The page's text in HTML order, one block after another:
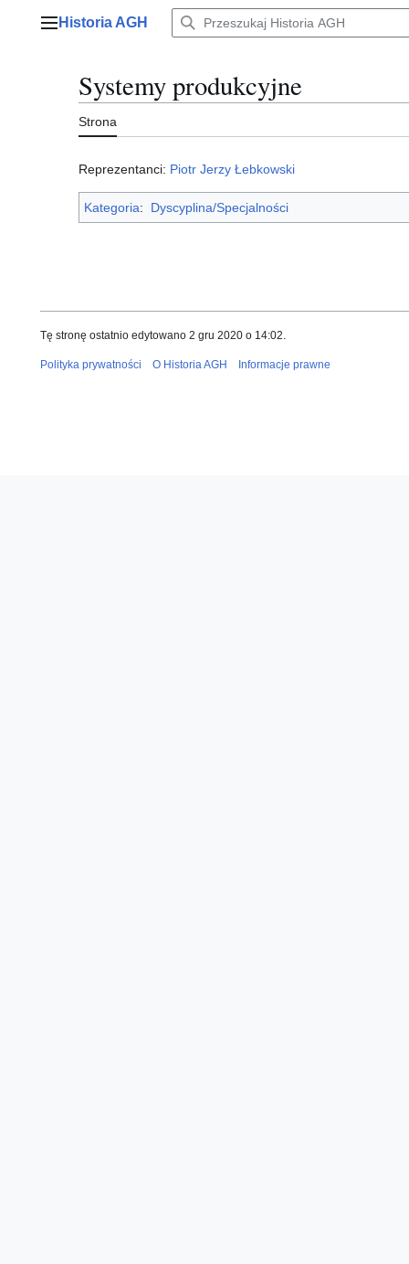
Menu główne
Historia AGH
Systemy produkcyjne
Strona
Reprezentanci: Piotr Jerzy Łebkowski
Kategoria: Dyscyplina/Specjalności
Tę stronę ostatnio edytowano 2 gru 2020 o 14:02.
Polityka prywatności O Historia AGH Informacje prawne